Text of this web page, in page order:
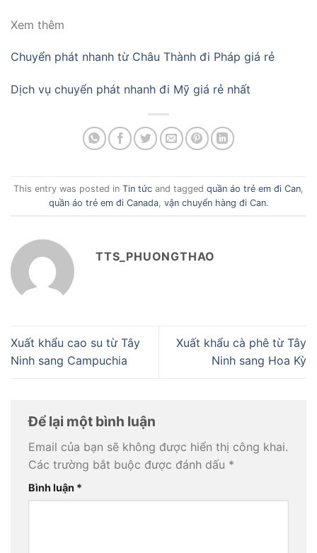
Xem thêm
Chuyển phát nhanh từ Châu Thành đi Pháp giá rẻ
Dịch vụ chuyển phát nhanh đi Mỹ giá rẻ nhất
This entry was posted in Tin tức and tagged quần áo trẻ em đi Can
quần áo trẻ em đi Canada, vận chuyển hàng đi Can.
TTS_PHUONGTHAO
Xuất khẩu cao su từ Tây
Ninh sang Campuchia
Xuất khẩu cà phê từ Tây
Ninh sang Hoa Kỳ
Để lại một bình luận
Email của bạn sẽ không được hiển thị công khai.
Các trường bắt buộc được đánh dấu *
Bình luận *